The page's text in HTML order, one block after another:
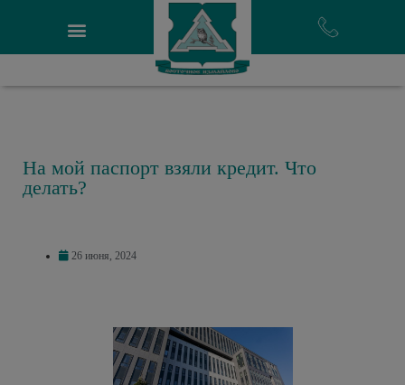
На мой паспорт взяли кредит. Что
делать?
26 июня, 2024